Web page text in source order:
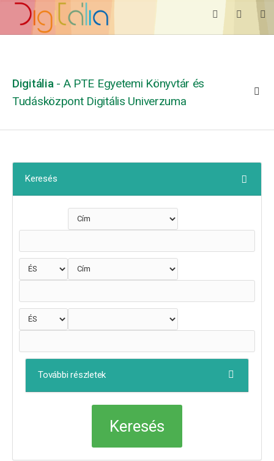
Digitália - A PTE Egyetemi Könyvtár és
Tudásközpont Digitális Univerzuma
Keresés
További részletek